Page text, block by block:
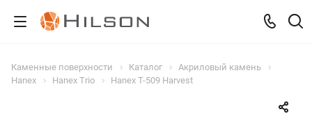
Каменные поверхности Каталог
Акриловый камень
Hanex
Hanex Trio Hanex T-509 Harvest